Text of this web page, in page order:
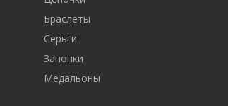
Браслеты
Серьги
Запонки
Медальоны